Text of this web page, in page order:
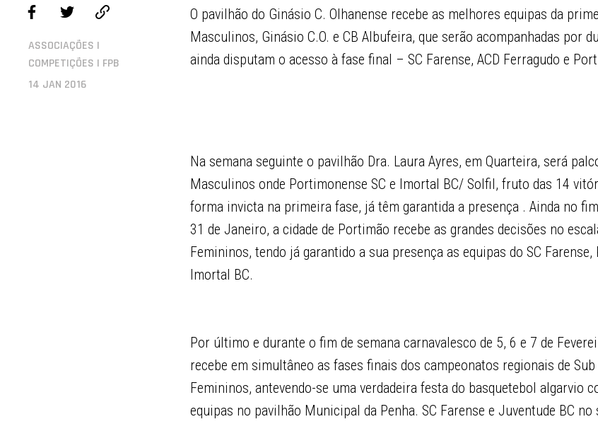
ASSOCIAÇÕES |
COMPETIÇÕES | FPB
14 JAN 2016
O pavilhão do Ginásio C. Olhanense recebe as melhores equipas da
Masculinos, Ginásio C.O. e CB Albufeira, que serão acompanhadas por
ainda disputam o acesso à fase final – SC Farense, ACD Ferragudo e
Na semana seguinte o pavilhão Dra. Laura Ayres, em Quarteira, será
Masculinos onde Portimonense SC e Imortal BC/ Solfil, fruto das 14
forma invicta na primeira fase, já têm garantida a presença . Ainda no
31 de Janeiro, a cidade de Portimão recebe as grandes decisões no
Femininos, tendo já garantido a sua presença as equipas do SC Farense,
Imortal BC.
Por último e durante o fim de semana carnavalesco de 5, 6 e 7 de
recebe em simultâneo as fases finais dos campeonatos regionais de
Femininos, antevendo-se uma verdadeira festa do basquetebol algarvio
equipas no pavilhão Municipal da Penha. SC Farense e Juventude BC